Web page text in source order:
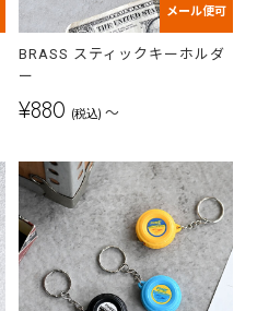
メール便可
BRASS スティックキーホルダ
ー
¥880 (税込) ～